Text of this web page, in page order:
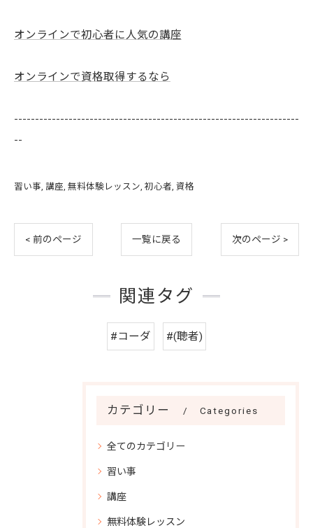
オンラインで初心者に人気の講座
オンラインで資格取得するなら
--------------------------------------------------------------------
--
習い事 講座 無料体験レッスン 初心者 資格
< 前のページ 一覧に戻る 次のページ >
関連タグ
#コーダ #(聴者)
カテゴリー Categories
全てのカテゴリー
習い事
講座
無料体験レッスン